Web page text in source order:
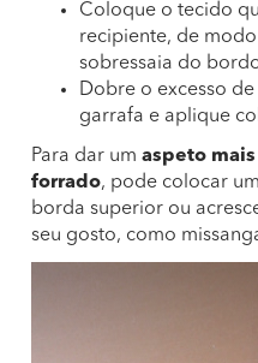
Coloque o tecido
recipiente, de
sobressaia do
Dobre o excesso
garrafa e aplique
Para dar um aspeto
forrado, pode colocar
borda superior ou
seu gosto, como